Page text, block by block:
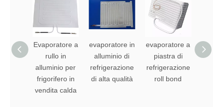
Evaporatore a
rullo in
alluminio per
frigorifero in
vendita calda
evaporatore in
alluminio di
refrigerazione
di alta qualità
evaporatore a
piastra di
refrigerazione
roll bond
roll